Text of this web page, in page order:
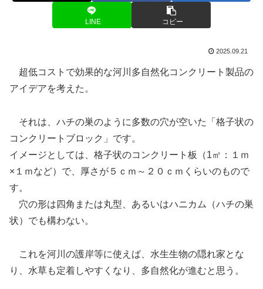
LINE コピー
2025.09.21
超低コストで効果的な河川多自然化コンクリート製品の
アイデアを考えた。
それは、ハチの巣のように多数の穴が空いた「格子状の
コンクリートブロック」です。
イメージとしては、格子状のコンクリート板（1㎡：１ｍ
×１ｍなど）で、厚さが５ｃｍ～２０ｃｍくらいのもので
す。
穴の形は四角または丸型、あるいはハニカム（ハチの巣
状）でも構わない。
これを河川の護岸等に使えば、水生生物の隠れ家とな
り、水草も定着しやすくなり、多自然化が進むと思う。